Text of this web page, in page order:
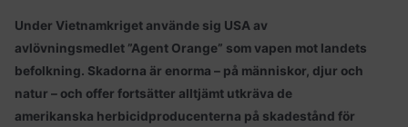
Under Vietnamkriget använde sig USA av
avlövningsmedlet ”Agent Orange” som vapen mot landets
befolkning. Skadorna är enorma – på människor, djur och
natur – och offer fortsätter alltjämt utkräva de
amerikanska herbicidproducenterna på skadestånd för